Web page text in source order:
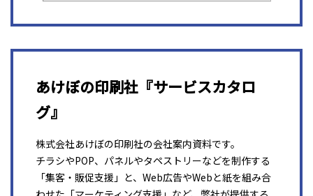
あけぼの印刷社『サービスカタロ
グ』
株式会社あけぼの印刷社の会社案内資料です。
チラシやPOP、パネルやタペストリーなどを制作する
「集客・販促支援」と、Web広告やWebと紙を組み合